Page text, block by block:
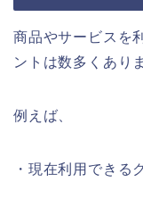
商品やサービスを
ントは数多くあり
例えば、
・現在利用できる